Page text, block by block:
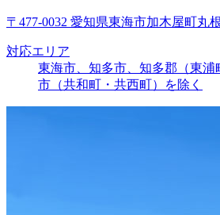
〒477-0032 愛知県東海市加木屋町丸
対応エリア
東海市、知多市、知多郡（東
市（共和町・共西町）を除く